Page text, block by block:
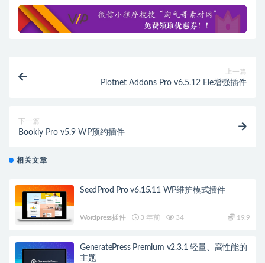
上一篇
Piotnet Addons Pro v6.5.12 Ele增强插件
下一篇
Bookly Pro v5.9 WP预约插件
相关文章
SeedProd Pro v6.15.11 WP维护模式插件
Wordpress插件 3 年前 34 19.9
GeneratePress Premium v2.3.1 轻量、高性能的
主题